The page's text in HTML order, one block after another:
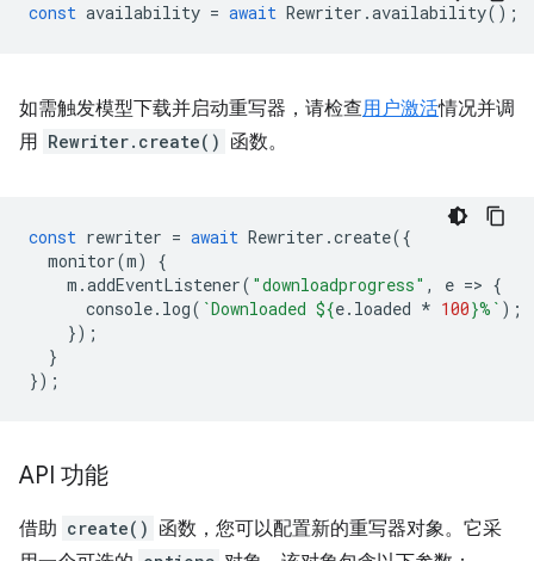
const availability = await Rewriter .availability();
如需触发模型下载并启动重写器，请检查用户激活情况并调
用 Rewriter.create() 函数。
const rewriter = await Rewriter .create({
monitor(m)
{
m .addEventListener( "downloadprogress" , e => {
console. log( `Downloaded ${e. loaded * 100}%` );
});
}
});
API 功能
借助 create() 函数，您可以配置新的重写器对象。它采